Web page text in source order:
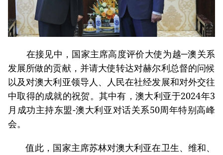
在接见中，国家主席高度评价大使为越─澳关系
发展所做的贡献，并请大使转达对赫尔利总督的问候
以及对澳大利亚领导人、人民在社经发展和对外交往
中取得的成就的祝贺。其中有，澳大利亚于2024年3
月成功主持东盟-澳大利亚对话关系50周年特别高峰
会。
值此，国家主席苏林对澳大利亚在卫生、维和、